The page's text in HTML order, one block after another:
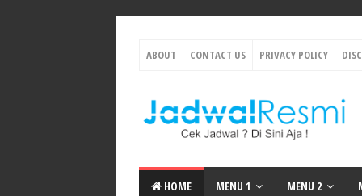
ABOUT CONTACT US PRIVACY POLICY
HOME MENU 1 MENU 2